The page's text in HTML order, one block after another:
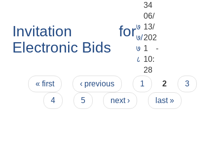
34
Invitation for
Electronic Bids
७
७/
७
८
06/
13/
202
1 -
10:
28
Pages
« first ‹ previous 1 2
3
4
5 next › last »